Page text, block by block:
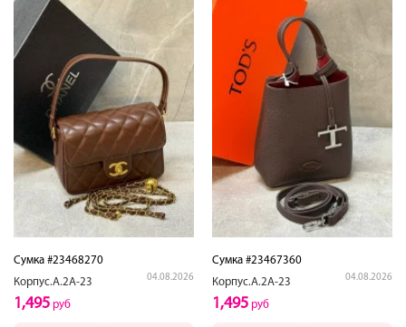
Сумка #23468270
Корпус.А.2А-23
04.08.2026
1,495 руб
Сумка #23467360
Корпус.А.2А-23
04.08.2026
1,495 руб